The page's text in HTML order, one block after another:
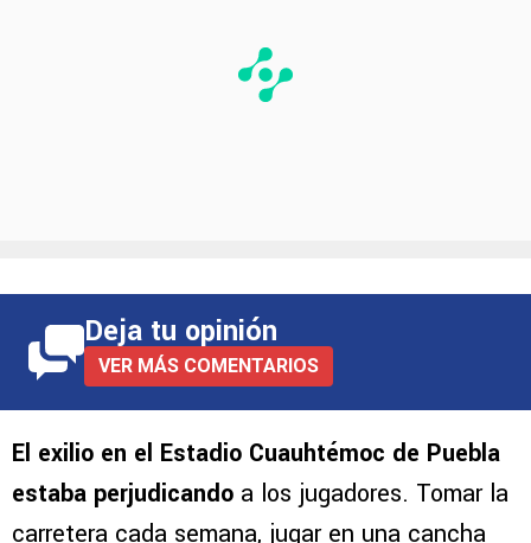
Deja tu opinión
VER MÁS COMENTARIOS
El exilio en el Estadio Cuauhtémoc de Puebla
estaba perjudicando a los jugadores. Tomar la
carretera cada semana, jugar en una cancha